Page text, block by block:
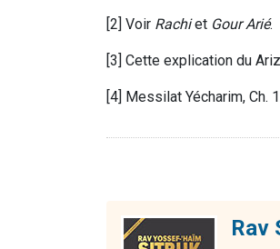
[2] Voir Rachiet Gour Arié.
[3] Cette explication du
[4] Messilat Yécharim, Ch.
Rav